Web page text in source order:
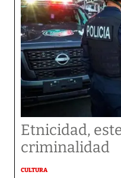
Etnicidad,
criminalidad
CULTURA